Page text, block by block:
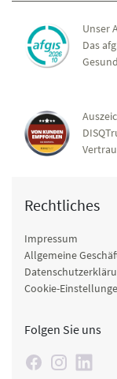
Unser
Das
Rechtliches
Impressum
Allgemeine
Cookie-
Folgen Sie uns